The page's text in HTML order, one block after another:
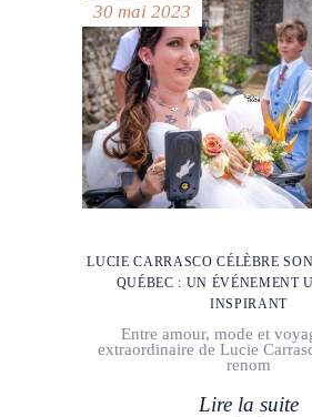
30 mai 2023
LUCIE CARRASCO CÉLÈBRE
QUÉBEC : UN ÉVÉNEMENT
INSPIRANT
Entre amour, mode et
extraordinaire de Lucie
renom
Lire la suite